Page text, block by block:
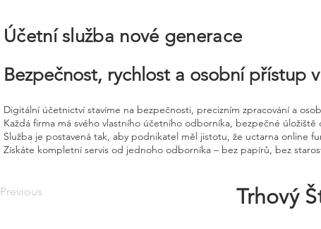
Účetní služba nové generace
Bezpečnost, rychlost a osobní přístup
Digitální účetnictví stavíme na bezpečnosti, precizním zpracování a
Každá firma má svého vlastního účetního odborníka, bezpečné
Služba je postavená tak, aby podnikatel měl jistotu, že uctarna online
Získáte kompletní servis od jednoho odborníka – bez papírů, bez
Previous Trhový